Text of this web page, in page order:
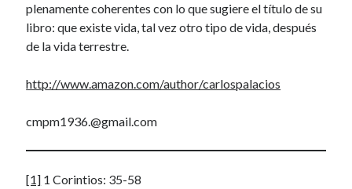
plenamente coherentes con lo que sugiere el título de su
libro: que existe vida, tal vez otro tipo de vida, después
de la vida terrestre.
http://www.amazon.com/author/carlospalacios
cmpm1936.@gmail.com
[1] 1 Corintios: 35-58